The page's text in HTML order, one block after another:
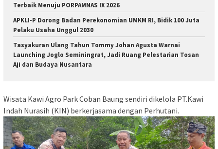
Terbaik Menuju PORPAMNAS IX 2026
APKLI-P Dorong Badan Perekonomian UMKM RI, Bidik 100 Juta
Pelaku Usaha Unggul 2030
Tasyakuran Ulang Tahun Tommy Johan Agusta Warnai
Launching Joglo Seminingrat, Jadi Ruang Pelestarian Tosan
Aji dan Budaya Nusantara
Wisata Kawi Agro Park Coban Baung sendiri dikelola PT.Kawi
Indah Nurasih (KIN) berkerjasama dengan Perhutani.